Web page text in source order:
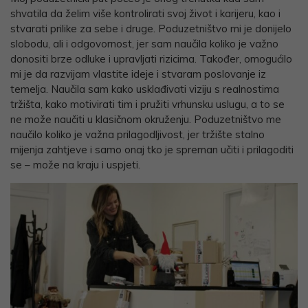
shvatila da želim više kontrolirati svoj život i karijeru, kao i
stvarati prilike za sebe i druge. Poduzetništvo mi je donijelo
slobodu, ali i odgovornost, jer sam naučila koliko je važno
donositi brze odluke i upravljati rizicima. Također, omogućilo
mi je da razvijam vlastite ideje i stvaram poslovanje iz
temelja. Naučila sam kako usklađivati viziju s realnostima
tržišta, kako motivirati tim i pružiti vrhunsku uslugu, a to se
ne može naučiti u klasičnom okruženju. Poduzetništvo me
naučilo koliko je važna prilagodljivost, jer tržište stalno
mijenja zahtjeve i samo onaj tko je spreman učiti i prilagoditi
se – može na kraju i uspjeti.